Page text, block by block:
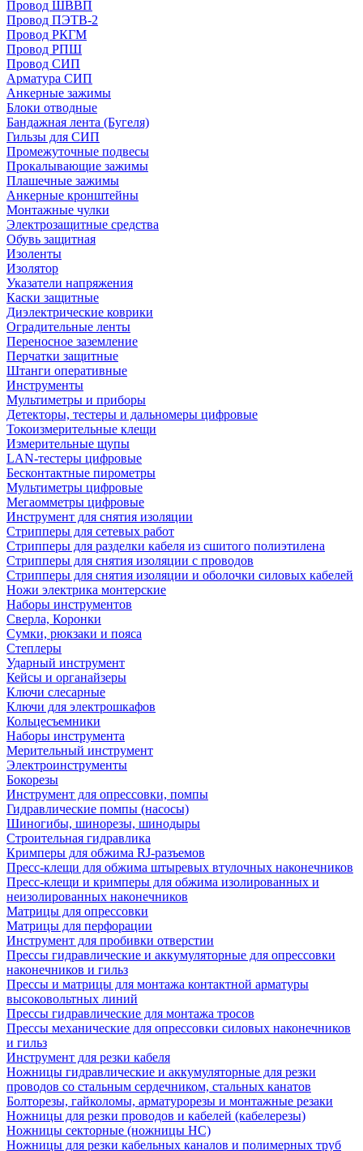
Провод ШВВП
Провод ПЭТВ-2
Провод РКГМ
Провод РПШ
Провод СИП
Арматура СИП
Анкерные зажимы
Блоки отводные
Бандажная лента (Бугеля)
Гильзы для СИП
Промежуточные подвесы
Прокалывающие зажимы
Плашечные зажимы
Анкерные кронштейны
Монтажные чулки
Электрозащитные средства
Обувь защитная
Изоленты
Изолятор
Указатели напряжения
Каски защитные
Диэлектрические коврики
Оградительные ленты
Переносное заземление
Перчатки защитные
Штанги оперативные
Инструменты
Мультиметры и приборы
Детекторы, тестеры и дальномеры цифровые
Токоизмерительные клещи
Измерительные щупы
LAN-тестеры цифровые
Бесконтактные пирометры
Мультиметры цифровые
Мегаомметры цифровые
Инструмент для снятия изоляции
Стрипперы для сетевых работ
Стрипперы для разделки кабеля из сшитого полиэтилена
Cтрипперы для снятия изоляции с проводов
Стрипперы для снятия изоляции и оболочки силовых кабелей
Ножи электрика монтерские
Наборы инструментов
Сверла, Коронки
Сумки, рюкзаки и пояса
Степлеры
Ударный инструмент
Кейсы и органайзеры
Ключи слесарные
Ключи для электрошкафов
Кольцесъемники
Наборы инструмента
Мерительный инструмент
Электроинструменты
Бокорезы
Инструмент для опрессовки, помпы
Гидравлические помпы (насосы)
Шиногибы, шинорезы, шинодыры
Строительная гидравлика
Кримперы для обжима RJ-разъемов
Пресс-клещи для обжима штыревых втулочных наконечников
Пресс-клещи и кримперы для обжима изолированных и
неизолированных наконечников
Матрицы для опрессовки
Матрицы для перфорации
Инструмент для пробивки отверстии
Прессы гидравлические и аккумуляторные для опрессовки
наконечников и гильз
Прессы и матрицы для монтажа контактной арматуры
высоковольтных линий
Прессы гидравлические для монтажа тросов
Прессы механические для опрессовки силовых наконечников
и гильз
Инструмент для резки кабеля
Ножницы гидравлические и аккумуляторные для резки
проводов со стальным сердечником, стальных канатов
Болторезы, гайколомы, арматурорезы и монтажные резаки
Ножницы для резки проводов и кабелей (кабелерезы)
Ножницы секторные (ножницы НС)
Ножницы для резки кабельных каналов и полимерных труб